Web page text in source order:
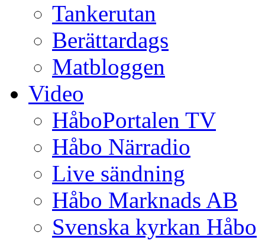
Tankerutan
Berättardags
Matbloggen
Video
HåboPortalen TV
Håbo Närradio
Live sändning
Håbo Marknads AB
Svenska kyrkan Håbo